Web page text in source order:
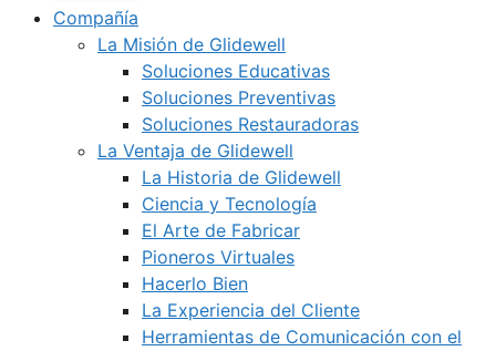
Compañía
La Misión de Glidewell
Soluciones Educativas
Soluciones Preventivas
Soluciones Restauradoras
La Ventaja de Glidewell
La Historia de Glidewell
Ciencia y Tecnología
El Arte de Fabricar
Pioneros Virtuales
Hacerlo Bien
La Experiencia del Cliente
Herramientas de Comunicación con el